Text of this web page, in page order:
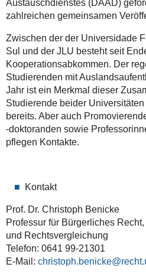
Austauschdienstes (DAAD)
zahlreichen gemeinsamen
Zwischen der der Universidade
Sul und der JLU besteht seit
Kooperationsabkommen. Der
Studierenden mit
Jahr ist ein Merkmal dieser
Studierende beider
bereits. Aber auch
-doktoranden sowie
pflegen Kontakte.
Kontakt
Prof. Dr. Christoph Benicke
Professur für Bürgerliches
und Rechtsvergleichung
Telefon: 0641 99-21301
E-Mail: christoph.benicke